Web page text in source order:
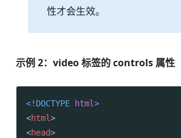
性才会生效。
示例 2：video 标签的 controls 属性
<!DOCTYPE html>
<html>
<head>